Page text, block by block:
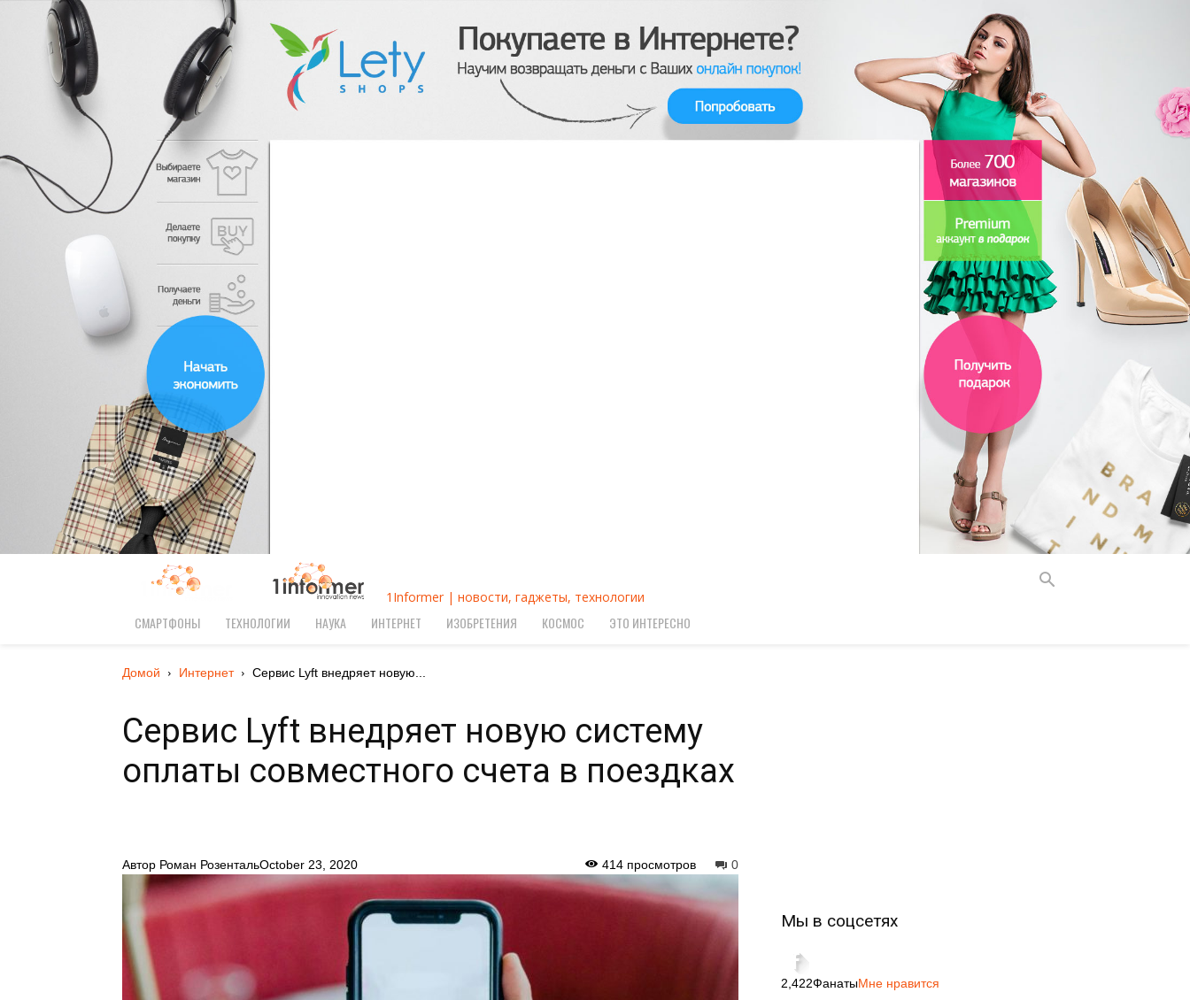
1Informer | новости, гаджеты, технологии
СМАРТФОНЫ ТЕХНОЛОГИИ НАУКА ИНТЕРНЕТ ИЗОБРЕТЕНИЯ КОСМОС ЭТО ИНТЕРЕСНО
Домой Интернет Сервис Lyft внедряет новую...
Сервис Lyft внедряет новую систему
оплаты совместного счета в поездках
Автор Роман РозентальOctober 23, 2020 0
414 просмотров
Мы в соцсетях
2,422ФанатыМне нравится